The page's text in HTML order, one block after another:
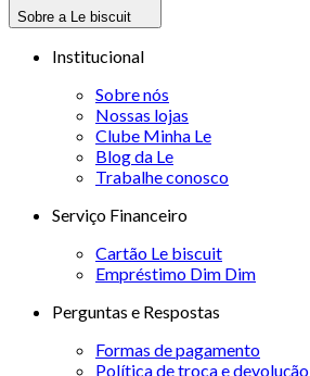
Sobre a Le biscuit
Institucional
Sobre nós
Nossas lojas
Clube Minha Le
Blog da Le
Trabalhe conosco
Serviço Financeiro
Cartão Le biscuit
Empréstimo Dim Dim
Perguntas e Respostas
Formas de pagamento
Política de troca e devolução